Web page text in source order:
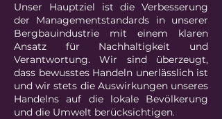
Unser Hauptziel ist die Verbesserung
der Managementstandards in unserer
Bergbauindustrie mit einem klaren
Ansatz
für
Nachhaltigkeit und
Verantwortung. Wir sind überzeugt,
dass bewusstes Handeln unerlässlich ist
und wir stets die Auswirkungen unseres
Handelns auf die lokale Bevölkerung
und die Umwelt berücksichtigen.